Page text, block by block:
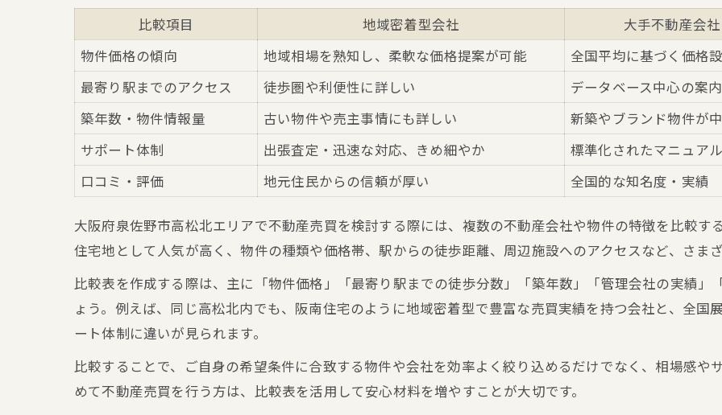
初めての不動産売買でも安心なサポート体制
泉佐野市高松北で評判の不動産仲介とは
不動産売買を検討するなら泉佐野市高松北で
泉佐野市高松北の不動産売買メリット早見表
地域で不動産売買を選ぶ理由とは
不動産売買におけるエリア特性を知る
泉佐野市高松北での不動産売買体験談
地域に根差す不動産仲介の魅力を解説
地域密着不動産仲介の特徴まとめ
不動産売買で地域情報が活きる理由
泉佐野市高松北の不動産仲介が選ばれるワケ
地域に強い不動産仲介のメリット
実体験でわかる不動産仲介活用のコツ
比較項目 地域密着型会社
大手不動産会社
物件価格の傾向
地域相場を熟知し、柔軟な価格提案が可能
全国平均に基づく価格
最寄り駅までのアクセス
徒歩圏や利便性に詳しい
データベース中心の案内
築年数・物件情報量
古い物件や売主事情にも詳しい
新築やブランド物件が
サポート体制
出張査定・迅速な対応、きめ細やか
標準化されたマニュア
口コミ・評価
地元住民からの信頼が厚い 全国的な知名度・実績
大阪府泉佐野市高松北エリアで不動産売買を検討する際には、複数の不動産会社や物件の特徴を比較す
住宅地として人気が高く、物件の種類や価格帯、駅からの徒歩距離、周辺施設へのアクセスなど、さま
比較表を作成する際は、主に「物件価格」「最寄り駅までの徒歩分数」「築年数」「管理会社の実績」
ょう。例えば、同じ高松北内でも、阪南住宅のように地域密着型で豊富な売買実績を持つ会社と、全国
ート体制に違いが見られます。
比較することで、ご自身の希望条件に合致する物件や会社を効率よく絞り込めるだけでなく、相場感や
めて不動産売買を行う方は、比較表を活用して安心材料を増やすことが大切です。